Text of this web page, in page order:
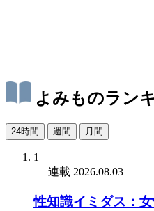
よみものラン
24時間 週間 月間
1
連載 2026.08.03
性知識イミダス：